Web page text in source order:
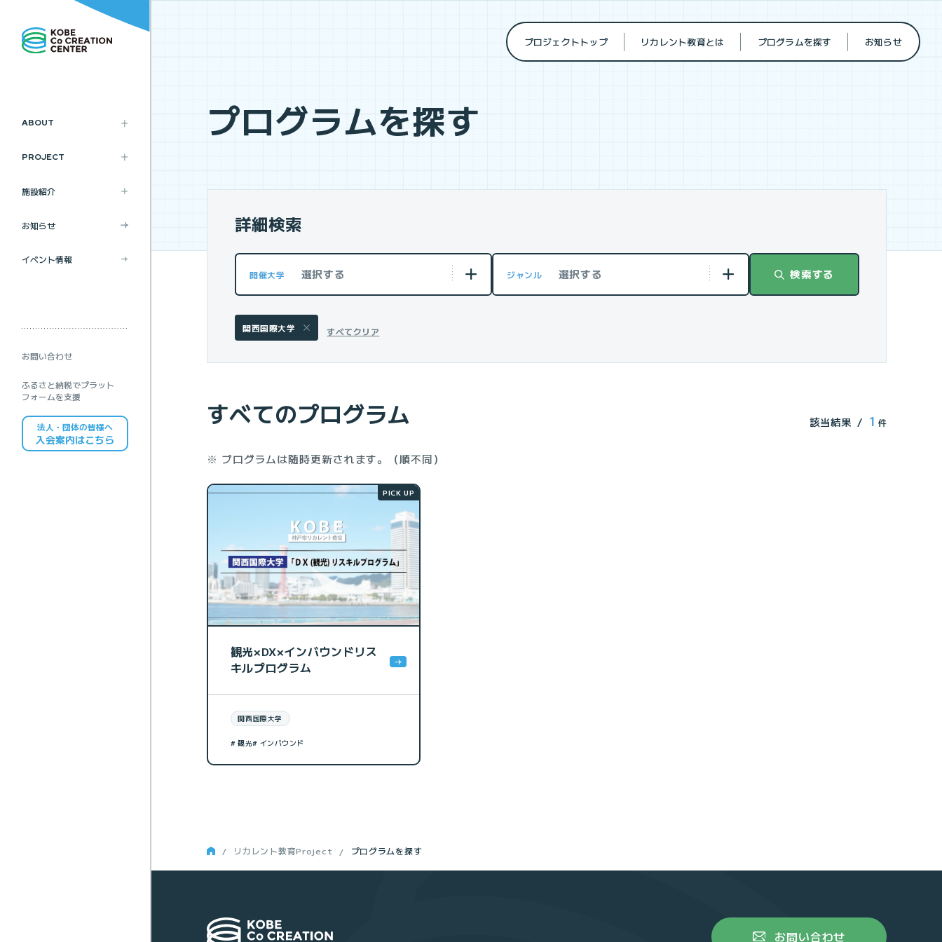
ABOUT
PROJECT
SDGsトピックス
KOBEアカデミックトークを探す
KOBEアカデミックトークのお知らせ
施設紹介
お知らせ
イベント情報
お問い合わせ
ふるさと納税でプラット
フォームを支援
法人・団体の皆様へ
入会案内はこちら
プロジェクトトップ リカレント教育とは プログラムを探す お知らせ
プログラムを探す
詳細検索
開催大学 選択する ジャンル 選択する 検索する
関西国際大学 すべてクリア
すべてのプログラム 該当結果 1 件
※ プログラムは随時更新されます。（順不同）
PICK UP
観光×DX×インバウンドリス
キルプログラム
関西国際大学
# 観光# インバウンド
リカレント教育Project プログラムを探す
お問い合わせ